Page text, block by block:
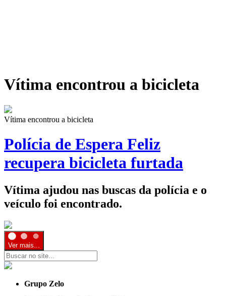
Vítima encontrou a bicicleta
Vítima encontrou a bicicleta
Polícia de Espera Feliz
recupera bicicleta furtada
Vítima ajudou nas buscas da polícia e o
veículo foi encontrado.
Ver mais...
Grupo Zelo